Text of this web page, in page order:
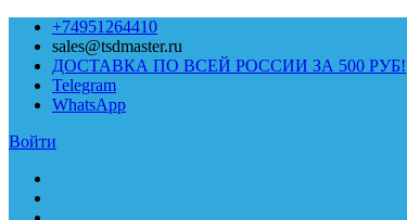
Перейти
содержимому
+74951264410
sales@tsdmaster.ru
ДОСТАВКА ПО ВСЕЙ РОССИИ ЗА 500 РУБ!
Telegram
WhatsApp
Войти